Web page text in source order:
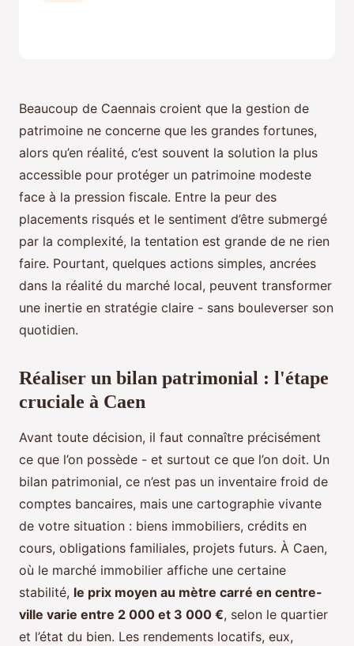
Beaucoup de Caennais croient que la gestion de
patrimoine ne concerne que les grandes fortunes,
alors qu’en réalité, c’est souvent la solution la plus
accessible pour protéger un patrimoine modeste
face à la pression fiscale. Entre la peur des
placements risqués et le sentiment d’être submergé
par la complexité, la tentation est grande de ne rien
faire. Pourtant, quelques actions simples, ancrées
dans la réalité du marché local, peuvent transformer
une inertie en stratégie claire - sans bouleverser son
quotidien.
Réaliser un bilan patrimonial : l'étape
cruciale à Caen
Avant toute décision, il faut connaître précisément
ce que l’on possède - et surtout ce que l’on doit. Un
bilan patrimonial, ce n’est pas un inventaire froid de
comptes bancaires, mais une cartographie vivante
de votre situation : biens immobiliers, crédits en
cours, obligations familiales, projets futurs. À Caen,
où le marché immobilier affiche une certaine
stabilité, le prix moyen au mètre carré en centre-
ville varie entre 2 000 et 3 000 €, selon le quartier
et l’état du bien. Les rendements locatifs, eux,